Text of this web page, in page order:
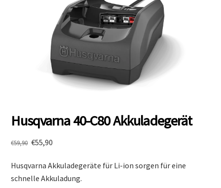
Husqvarna 40-C80 Akkuladegerät
€59,90 Ursprünglicher
war:
€59,90
€55,90
ist:
€55,90.
Husqvarna Akkuladegeräte für Li-ion sorgen für eine
schnelle Akkuladung.